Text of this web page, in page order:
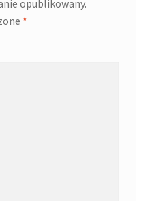
opublikowany.
*